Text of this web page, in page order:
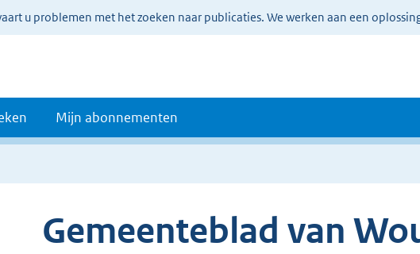
u problemen met het zoeken naar publicaties. We werken aan een
Mijn abonnementen
Gemeenteblad van